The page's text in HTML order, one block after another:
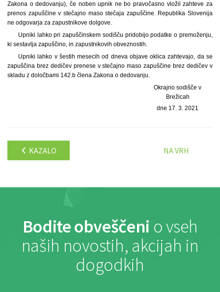
Zakona o dedovanju), če noben upnik ne bo pravočasno vložil zahteve za
prenos zapuščine v stečajno maso stečaja zapuščine. Republika Slovenija
ne odgovarja za zapustnikove dolgove.
Upniki lahko pri zapuščinskem sodišču pridobijo podatke o premoženju,
ki sestavlja zapuščino, in zapustnikovih obveznostih.
Upniki lahko v šestih mesecih od dneva objave oklica zahtevajo, da se
zapuščina brez dedičev prenese v stečajno maso zapuščine brez dedičev v
skladu z določbami 142.b člena Zakona o dedovanju.
Okrajno sodišče v
Brežicah
dne 17. 3. 2021
KAZALO NA VRH
Bodite obveščeni o vseh
naših novostih, akcijah in
dogodkih